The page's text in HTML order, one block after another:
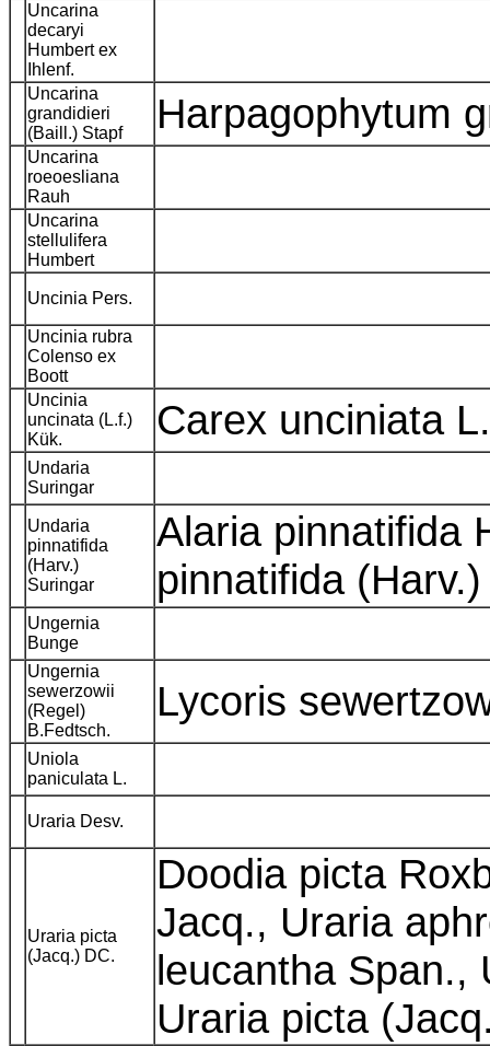
Uncarina
decaryi
Humbert ex
Ihlenf.
Uncarina
grandidieri
(Baill.) Stapf
Harpagophytum
Uncarina
roeoesliana
Rauh
Uncarina
stellulifera
Humbert
Uncinia Pers.
Uncinia rubra
Colenso ex
Boott
Uncinia
uncinata (L.f.)
Kük.
Carex unciniata
Undaria
Suringar
Undaria
pinnatifida
(Harv.)
Suringar
Alaria pinnatifida
pinnatifida
Ungernia
Bunge
Ungernia
sewerzowii
(Regel)
B.Fedtsch.
Lycoris
Uniola
paniculata L.
Uraria Desv.
Uraria picta
(Jacq.) DC.
Doodia picta
Jacq., Uraria
leucantha Span.,
Uraria picta